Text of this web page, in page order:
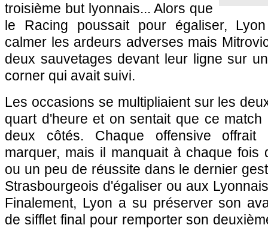
troisième but lyonnais... Alors que
le Racing poussait pour égaliser,
calmer les ardeurs adverses mais
deux sauvetages devant leur ligne sur
corner qui avait suivi.
Les occasions se multipliaient sur les
quart d'heure et on sentait que ce
deux côtés. Chaque offensive offrait
marquer, mais il manquait à chaque fois
ou un peu de réussite dans le dernier
Strasbourgeois d'égaliser ou aux
Finalement, Lyon a su préserver son
de sifflet final pour remporter son